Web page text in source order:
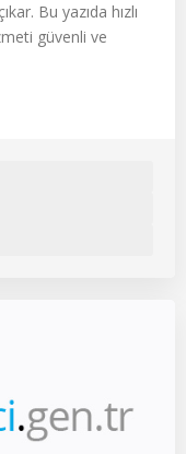
Bu yazıda hızlı
güvenli ve